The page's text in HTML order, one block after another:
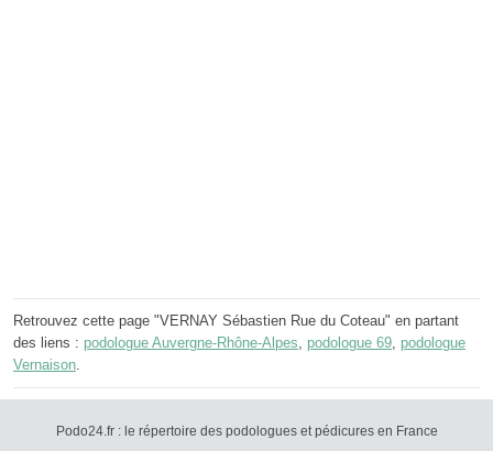
Retrouvez cette page "VERNAY Sébastien Rue du Coteau" en partant
des liens : podologue Auvergne-Rhône-Alpes, podologue 69, podologue
Vernaison.
Podo24.fr : le répertoire des podologues et pédicures en France